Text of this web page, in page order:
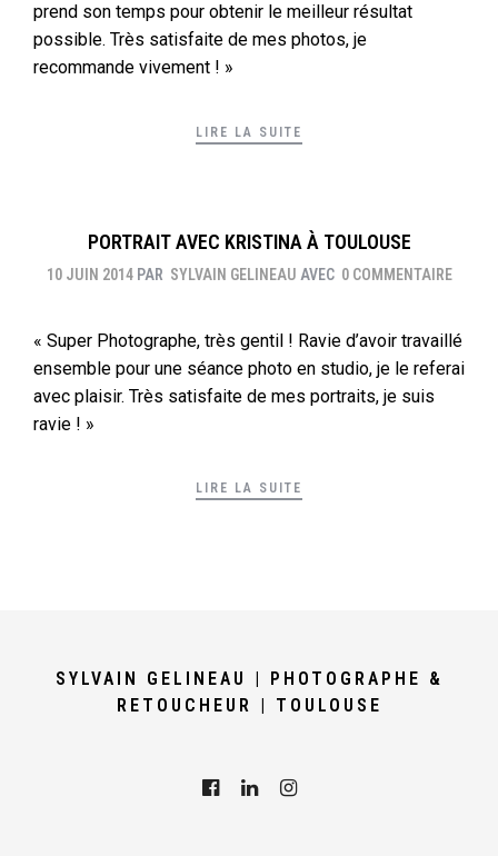
prend son temps pour obtenir le meilleur résultat
possible. Très satisfaite de mes photos, je
recommande vivement ! »
LIRE LA SUITE
PORTRAIT AVEC KRISTINA À TOULOUSE
10 JUIN 2014 PAR SYLVAIN GELINEAU AVEC 0 COMMENTAIRE
« Super Photographe, très gentil ! Ravie d’avoir travaillé
ensemble pour une séance photo en studio, je le referai
avec plaisir. Très satisfaite de mes portraits, je suis
ravie ! »
LIRE LA SUITE
SYLVAIN GELINEAU | PHOTOGRAPHE &
RETOUCHEUR | TOULOUSE